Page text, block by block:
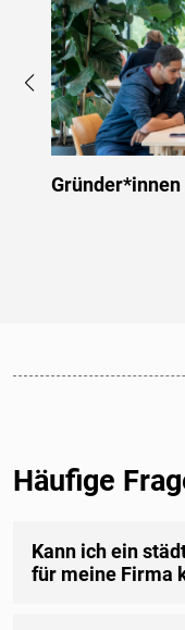
Häufige
Kann ich ein
für meine Firma